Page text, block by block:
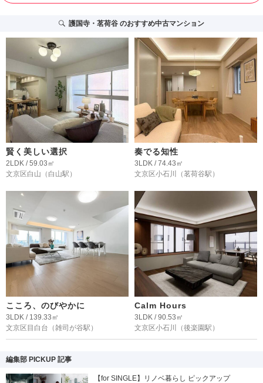
護国寺・茗荷谷のおすすめ中古マンション
賢く美しい選択
2LDK / 59.03㎡
文京区白山 （白山駅）
奏でる知性
3LDK / 74.43㎡
文京区小石川
（茗荷谷駅）
こころ、のびやかに
3LDK / 139.33㎡
文京区目白台 （雑司が谷駅）
Calm Hours
3LDK / 90.53㎡
文京区小石川
（後楽園駅）
編集部 PICKUP 記事
【for SINGLE】リノベ暮らし ピックアップ